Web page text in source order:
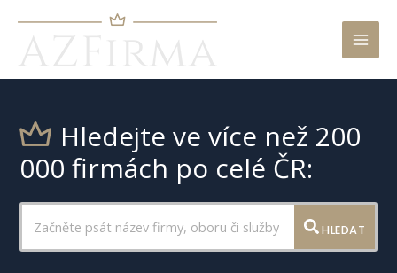
Hledejte ve více než 200
000 firmách po celé ČR:
HLEDAT